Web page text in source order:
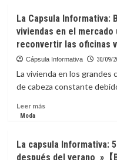
Parque
Nacional
Mochima
se
reencuentra
con
su
y
lanza
La Capsula Informativa:
viviendas en el
reconvertir las oficinas
Cápsula Informativa 30/09/
La vivienda en los
de cabeza constante
Leer másLeer
Capsula
Moda
La capsula Informativa:
después del verano »【